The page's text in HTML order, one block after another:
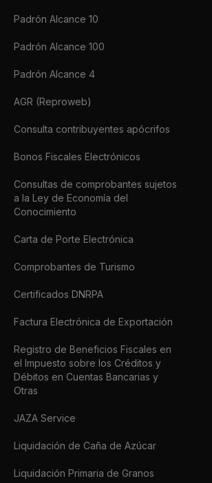
Padrón Alcance 10
Padrón Alcance 100
Padrón Alcance 4
AGR (Reproweb)
Consulta contribuyentes apócrifos
Bonos Fiscales Electrónicos
Consultas de comprobantes sujetos
a la Ley de Economía del
Conocimiento
Carta de Porte Electrónica
Comprobantes de Turismo
Certificados DNRPA
Factura Electrónica de Exportación
Registro de Beneficios Fiscales en
el Impuesto sobre los Créditos y
Débitos en Cuentas Bancarias y
Otras
JAZA Service
Liquidación de Caña de Azúcar
Liquidación Primaria de Granos